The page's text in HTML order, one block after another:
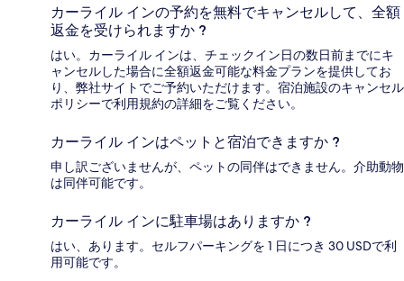
カーライル インの予約を無料でキャンセルして、全額
返金を受けられますか ?
はい。カーライル インは、チェックイン日の数日前までにキ
ャンセルした場合に全額返金可能な料金プランを提供してお
り、弊社サイトでご予約いただけます。宿泊施設のキャンセル
ポリシーで利用規約の詳細をご覧ください。
カーライル インはペットと宿泊できますか ?
申し訳ございませんが、ペットの同伴はできません。介助動物
は同伴可能です。
カーライル インに駐車場はありますか ?
はい、あります。セルフパーキングを 1 日につき 30 USDで利
用可能です。